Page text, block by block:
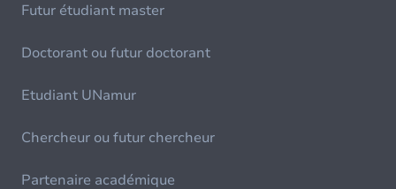
Futur étudiant master
Doctorant ou futur doctorant
Etudiant UNamur
Chercheur ou futur chercheur
Partenaire académique